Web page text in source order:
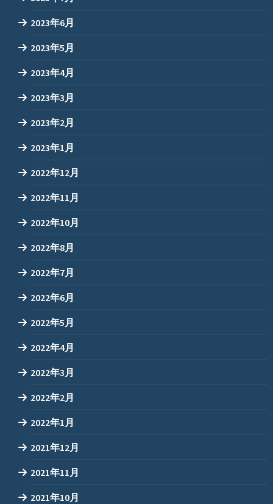
2023年6月
2023年5月
2023年4月
2023年3月
2023年2月
2023年1月
2022年12月
2022年11月
2022年10月
2022年8月
2022年7月
2022年6月
2022年5月
2022年4月
2022年3月
2022年2月
2022年1月
2021年12月
2021年11月
2021年10月